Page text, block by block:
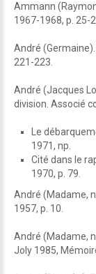
Ammann
1967-1968, p. 25-
André
221-223.
André (Jacques
division. Associé
Le
1971, np.
Cité dans le
1970, p. 79.
André (Madame,
1957, p. 10.
André (Madame,
Joly 1985,